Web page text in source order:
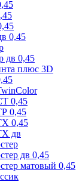
0,45
дв 0,45
плюс 3D
0,45
0,45
0,45
дв
дв 0,45
матовый 0,45